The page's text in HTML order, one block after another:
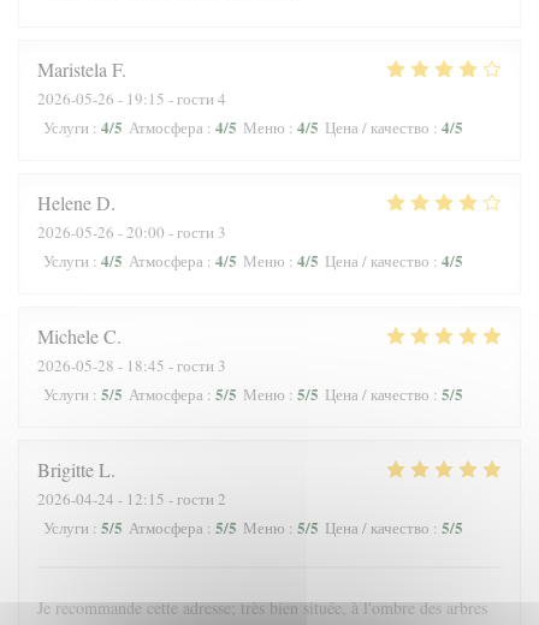
Maristela F
2026-05-26 - 19:15 - гости 4
Услуги : 4/5 Атмосфера : 4/5 Меню : 4/5 Цена / качество : 4/5
HeleneD
2026-05-26 - 20:00 - гости 3
Услуги : 4/5 Атмосфера : 4/5 Меню : 4/5 Цена / качество : 4/5
MicheleC
2026-05-28 - 18:45 - гости 3
Услуги : 5/5 Атмосфера : 5/5 Меню : 5/5 Цена / качество : 5/5
BrigitteL
2026-04-24 - 12:15 - гости 2
Услуги : 5/5 Атмосфера : 5/5 Меню : 5/5 Цена / качество : 5/5
Je recommande cette adresse; très bien située, à l'ombre des arbres